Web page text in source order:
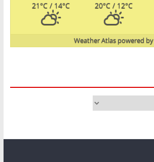
20°C / 12°C
21°C / 14°C
powered by
Weather Atlas